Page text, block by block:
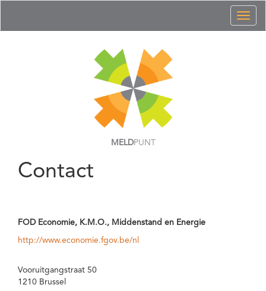
MELDPUNT
Contact
FOD Economie, K.M.O., Middenstand en Energie
http://www.economie.fgov.be/nl
Vooruitgangstraat 50
1210 Brussel